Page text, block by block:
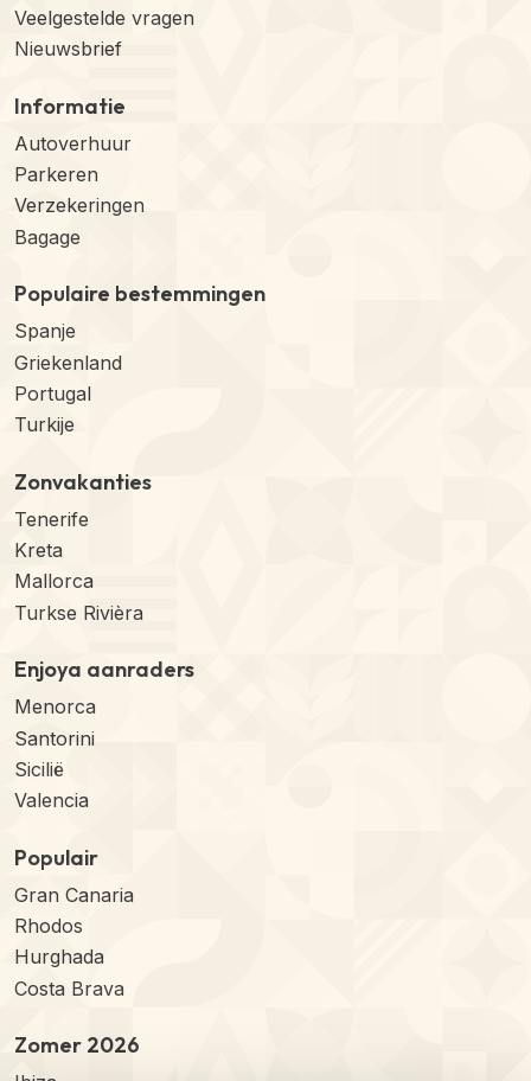
Veelgestelde vragen
Nieuwsbrief
Informatie
Autoverhuur
Parkeren
Verzekeringen
Bagage
Populaire bestemmingen
Spanje
Griekenland
Portugal
Turkije
Zonvakanties
Tenerife
Kreta
Mallorca
Turkse Rivièra
Enjoya aanraders
Menorca
Santorini
Sicilië
Valencia
Populair
Gran Canaria
Rhodos
Hurghada
Costa Brava
Zomer 2026